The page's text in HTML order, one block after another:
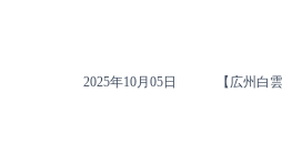
2025年10月05日 【広州白